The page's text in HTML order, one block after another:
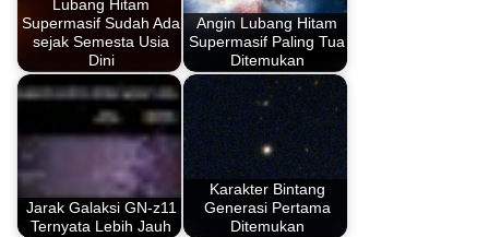
Lubang Hitam
Supermasif Sudah Ada
sejak Semesta Usia
Dini
Angin Lubang Hitam
Supermasif Paling Tua
Ditemukan
Jarak Galaksi GN-z11
Ternyata Lebih Jauh
Karakter Bintang
Generasi Pertama
Ditemukan